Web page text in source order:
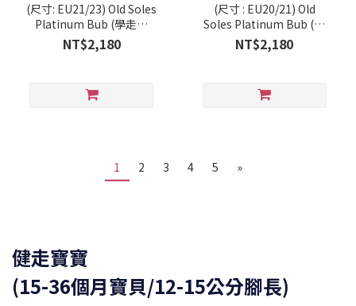
(尺寸: EU21/23) Old Soles
Platinum Bub (學走系
列/RT)
NT$2,180
(尺寸 : EU20/21) Old
Soles Platinum Bub (學
走系列/RT)
NT$2,180
1 2 3 4 5 »
健走寶寶
(15-36個月寶貝/12-15公分腳長)